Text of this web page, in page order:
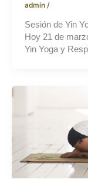
admin /
Sesión de Yin
Hoy 21 de
Yin Yoga y